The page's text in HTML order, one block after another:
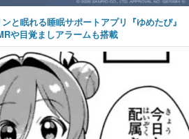
と眠れる睡眠サポートアプリ『ゆめたび』
や目覚ましアラームも搭載